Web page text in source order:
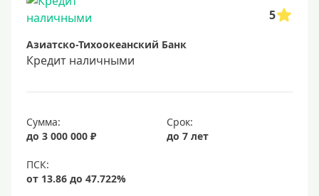
5
Азиатско-Тихоокеанский Банк
Кредит наличными
Сумма:
до 3 000 000 ₽
Срок:
до 7 лет